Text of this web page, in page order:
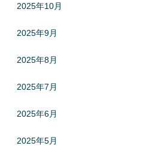
2025年10月
2025年9月
2025年8月
2025年7月
2025年6月
2025年5月